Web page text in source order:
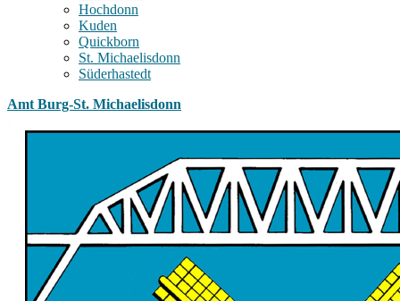
Hochdonn
Kuden
Quickborn
St. Michaelisdonn
Süderhastedt
Amt Burg-St. Michaelisdonn